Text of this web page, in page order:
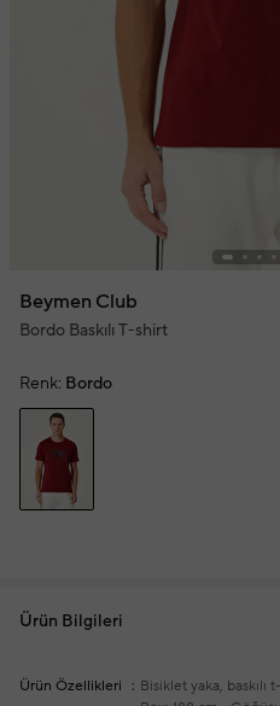
Beymen Club
Bordo Baskılı T-shirt
Renk: Bordo
Ürün Bilgileri
Ürün Özellikleri Bisiklet yaka, baskılı